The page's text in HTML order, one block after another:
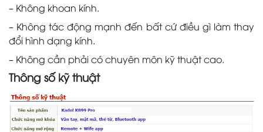
– Không khoan kính.
– Không tác động mạnh đến bất cứ điều gì làm thay
đổi hình dạng kính.
– Không cần phải có chuyên môn kỹ thuật cao.
Thông số kỹ thuật